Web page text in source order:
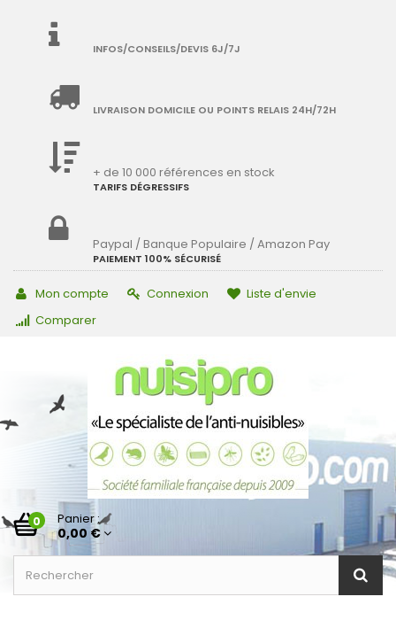
INFOS/CONSEILS/DEVIS 6J/7J
LIVRAISON DOMICILE OU POINTS RELAIS 24H/72H
+ de 10 000 références en stock
TARIFS DÉGRESSIFS
Paypal / Banque Populaire / Amazon Pay
PAIEMENT 100% SÉCURISÉ
Mon compte Connexion
Liste d'envie
Comparer
0 Panier :
0,00 €